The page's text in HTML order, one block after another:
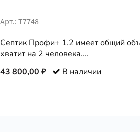
Арт.: Т7748
Септик Профи+ 1.2 имеет общий
хватит на 2 человека....
43 800,00 ₽ В наличии